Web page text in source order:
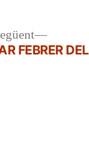
Entrada
següent:
FEBRER DEL